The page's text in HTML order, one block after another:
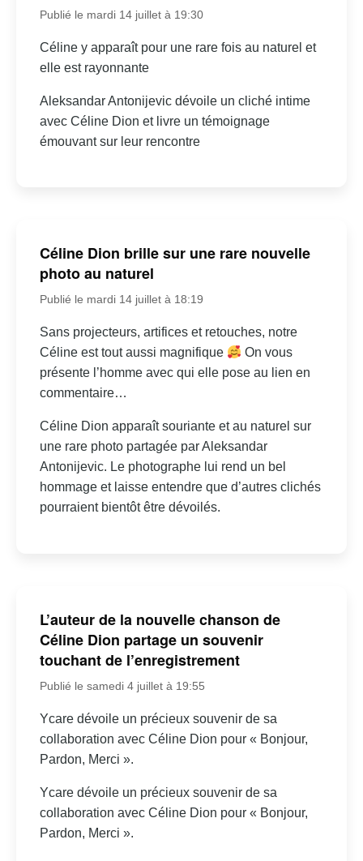
Publié le mardi 14 juillet à 19:30
Céline y apparaît pour une rare fois au naturel et
elle est rayonnante
Aleksandar Antonijevic dévoile un cliché intime
avec Céline Dion et livre un témoignage
émouvant sur leur rencontre
Céline Dion brille sur une rare nouvelle
photo au naturel
Publié le mardi 14 juillet à 18:19
Sans projecteurs, artifices et retouches, notre
Céline est tout aussi magnifique
On vous
présente l’homme avec qui elle pose au lien en
commentaire…
Céline Dion apparaît souriante et au naturel sur
une rare photo partagée par Aleksandar
Antonijevic. Le photographe lui rend un bel
hommage et laisse entendre que d’autres clichés
pourraient bientôt être dévoilés.
L’auteur de la nouvelle chanson de
Céline Dion partage un souvenir
touchant de l’enregistrement
Publié le samedi 4 juillet à 19:55
Ycare dévoile un précieux souvenir de sa
collaboration avec Céline Dion pour « Bonjour,
Pardon, Merci ».
Ycare dévoile un précieux souvenir de sa
collaboration avec Céline Dion pour « Bonjour,
Pardon, Merci ».